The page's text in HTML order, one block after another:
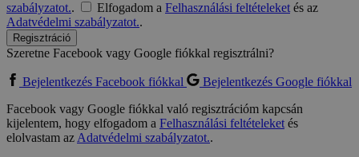
szabályzatot.. Elfogadom a Felhasználási feltételeketés az
Adatvédelmi szabályzatot..
Regisztráció
Szeretne Facebook vagy Google fiókkal regisztrálni?
Bejelentkezés Facebook fiókkal
Bejelentkezés Google fiókkal
Facebook vagy Google fiókkal való regisztrációm kapcsán
kijelentem, hogy elfogadom a Felhasználási feltételeketés
elolvastam azAdatvédelmi szabályzatot..